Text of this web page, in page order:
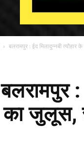
बलरामपुर : ईद मिलादुन्नबी त्यौहार
बलरामपुर :
का जुलूस,